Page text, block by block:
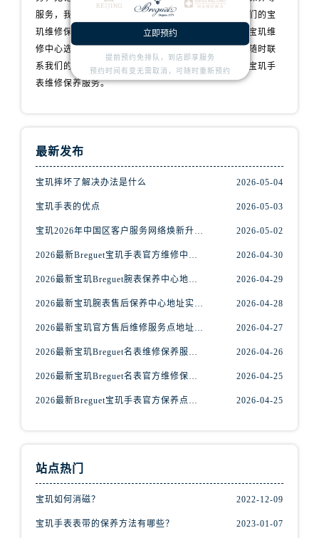
安徽省马鞍山市雨山区湖南西路宝玑售后服务中心（需提前预约）
江苏省南京市秦淮区中山南路1号南京中心22层22-C1-C3室宝玑售后服务中心（需提前预约）
江苏省泰州市海陵区永定东路399号置地商务中心东塔（华润万象城）17层1706室宝玑售后服务中心（需提前预约）
江苏省盐城市盐都区世纪大道5号盐城金融城写字楼1号楼16层1604室宝玑售后服务中心（需提前预约）
江苏省扬州市邗江区国展路29号星耀天地写字楼1号楼18层1803室宝玑售后服务中心（需提前预约）
服务，我们都会用心对待，让您的手表焕发新生。我们的宝
玑维修保养服务网点遍布全国各地，为您提供便捷的宝玑维
修中心选择。如果您有任何问题或需要维修服务，请随时联
系我们的客服团队，我们将全力以赴为您提供专业的宝玑手
表维修保养服务。
最新发布
宝玑摔坏了解决办法是什么 2026-05-04
宝玑手表的优点 2026-05-03
宝玑2026年中国区客户服务网络焕新升级公告（最新电话及地址） 2026-05-02
2026最新Breguet宝玑手表官方维修中心地址实地探访报告 2026-04-30
2026最新宝玑Breguet腕表保养中心地址实地探访报告 2026-04-29
2026最新宝玑腕表售后保养中心地址实地探访报告 2026-04-28
2026最新宝玑官方售后维修服务点地址实地探访报告 2026-04-27
2026最新宝玑Breguet名表维修保养服务中心网点地址实地探访报告 2026-04-26
2026最新宝玑Breguet名表官方维修保养服务中心地址考察报告 2026-04-25
2026最新Breguet宝玑手表官方保养点地址调研报告 2026-04-25
站点热门
宝玑如何消磁？ 2022-12-09
宝玑手表表带的保养方法有哪些？ 2023-01-07
立即预约
提前预约免排队，到店即享服务
预约时间有变无需取消，可随时重新预约